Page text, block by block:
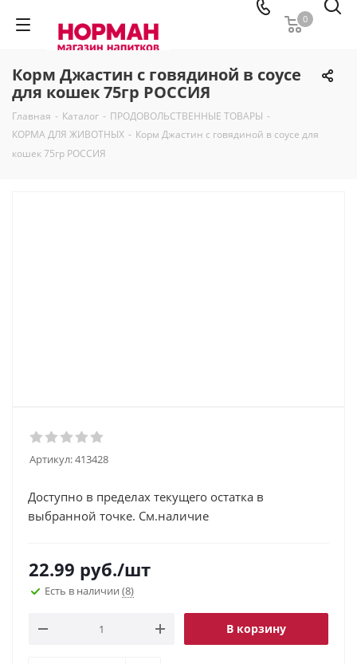
0
Корм Джастин с говядиной в соусе
для кошек 75гр РОССИЯ
Главная - Каталог - ПРОДОВОЛЬСТВЕННЫЕ ТОВАРЫ -
КОРМА ДЛЯ ЖИВОТНЫХ - Корм Джастин с говядиной в соусе для
кошек 75гр РОССИЯ
Артикул:413428
Доступно в пределах текущего остатка в
выбранной точке. См.наличие
22.99 руб./шт
Есть в наличии (8)
В корзину